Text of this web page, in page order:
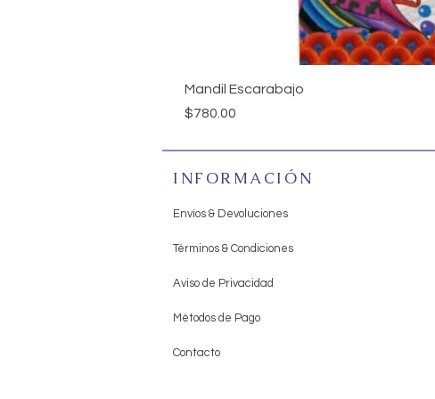
Mandil Escarabajo
Precio
$780.00
INFORMACIÓN
Envíos & Devoluciones
Términos & Condiciones
Aviso de Privacidad
Métodos de Pago
Contacto